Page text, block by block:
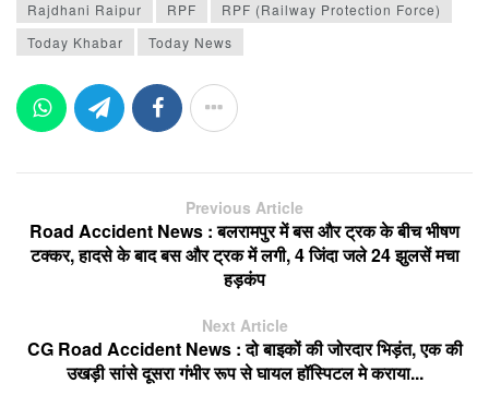
Rajdhani Raipur
RPF
RPF (Railway Protection Force)
Today Khabar
Today News
Previous Article
Road Accident News : बलरामपुर में बस और ट्रक के बीच भीषण
टक्कर, हादसे के बाद बस और ट्रक में लगी, 4 जिंदा जले 24 झुलसें मचा
हड़कंप
Next Article
CG Road Accident News : दो बाइकों की जोरदार भिड़ंत, एक की
उखड़ी सांसे दूसरा गंभीर रूप से घायल हॉस्पिटल मे कराया...